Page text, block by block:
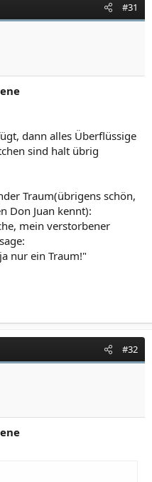
#31
dann alles Überflüssige
sind halt übrig
Traum(übrigens schön,
Don Juan kennt):
mein verstorbener
nur ein Traum!"
#32